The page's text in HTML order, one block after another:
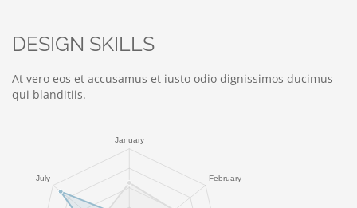
DESIGN SKILLS
At vero eos et accusamus et iusto odio dignissimos ducimus
qui blanditiis.